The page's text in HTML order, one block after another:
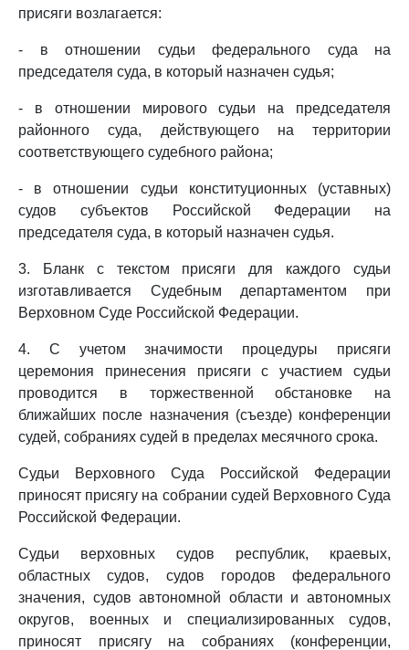
присяги возлагается:
- в отношении судьи федерального суда на
председателя суда, в который назначен судья;
- в отношении мирового судьи на председателя
районного суда, действующего на территории
соответствующего судебного района;
- в отношении судьи конституционных (уставных)
судов субъектов Российской Федерации на
председателя суда, в который назначен судья.
3. Бланк с текстом присяги для каждого судьи
изготавливается Судебным департаментом при
Верховном Суде Российской Федерации.
4. С учетом значимости процедуры присяги
церемония принесения присяги с участием судьи
проводится в торжественной обстановке на
ближайших после назначения (съезде) конференции
судей, собраниях судей в пределах месячного срока.
Судьи Верховного Суда Российской Федерации
приносят присягу на собрании судей Верховного Суда
Российской Федерации.
Судьи верховных судов республик, краевых,
областных судов, судов городов федерального
значения, судов автономной области и автономных
округов, военных и специализированных судов,
приносят присягу на собраниях (конференции,